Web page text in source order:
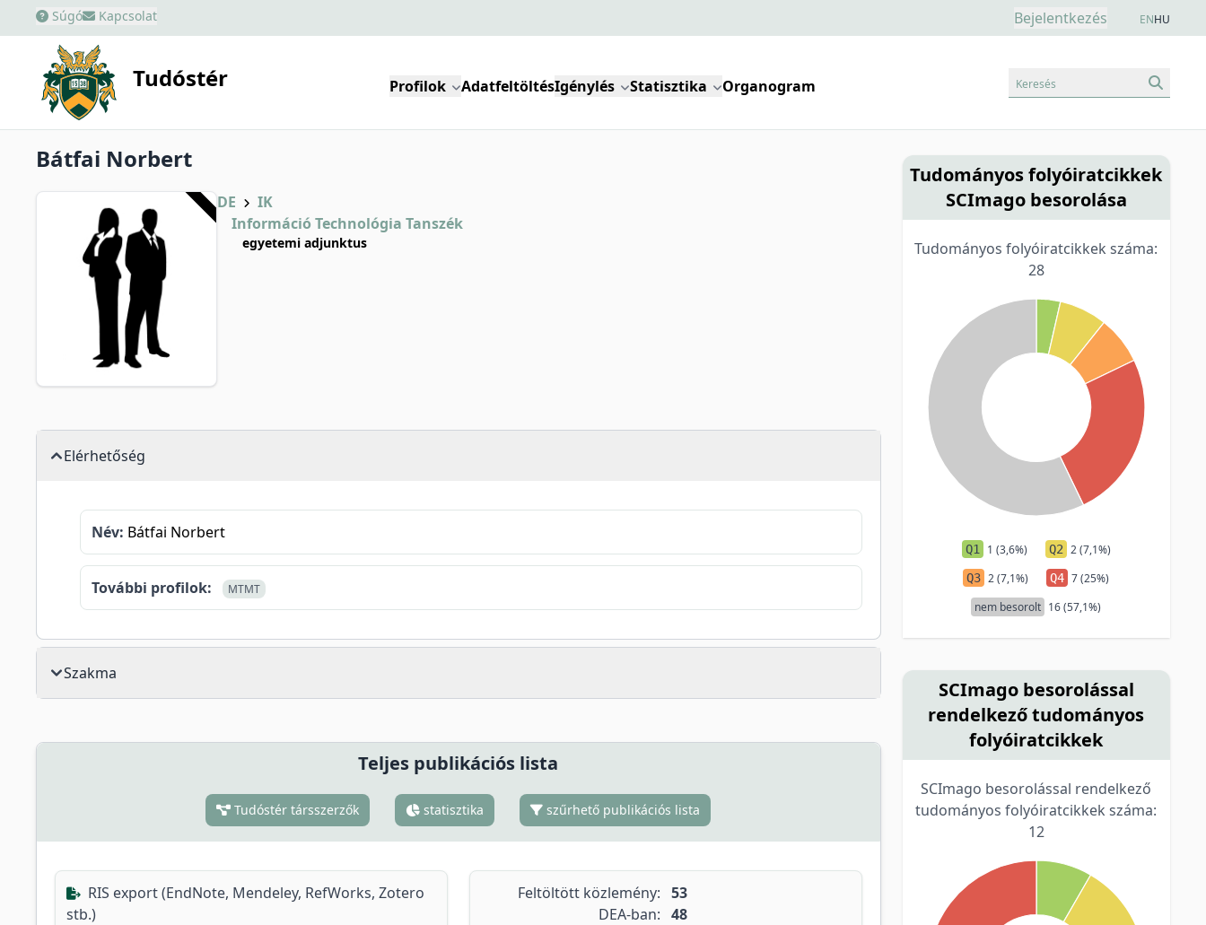
Súgó Kapcsolat Bejelentkezés ENHU
Tudóstér Profilok AdatfeltöltésIgénylés Statisztika Organogram Keresés
Bátfai Norbert
DE
IK
Információ Technológia Tanszék
egyetemi adjunktus
Elérhetőség
Név: Bátfai Norbert
További profilok: MTMT
Szakma
Teljes publikációs lista
Tudóstér társszerzők statisztika szűrhető publikációs lista
RIS export (EndNote, Mendeley, RefWorks, Zotero
stb.)
Feltöltött közlemény: 53
DEA-ban: 48
Tudományos folyóiratcikkek
SCImago besorolása
Tudományos folyóiratcikkek száma:
28
Q1 1 (3,6%) Q2 2 (7,1%)
Q3 2 (7,1%) Q4 7 (25%)
nem besorolt 16 (57,1%)
SCImago besorolással
rendelkező tudományos
folyóiratcikkek
SCImago besorolással rendelkező
tudományos folyóiratcikkek száma:
12